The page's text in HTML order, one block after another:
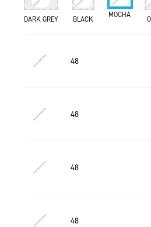
DARK GREY BLACK MOCHA
48
48
48
48